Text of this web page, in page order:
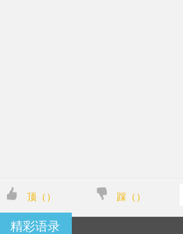
顶（ ） 踩（ ）
精彩语录